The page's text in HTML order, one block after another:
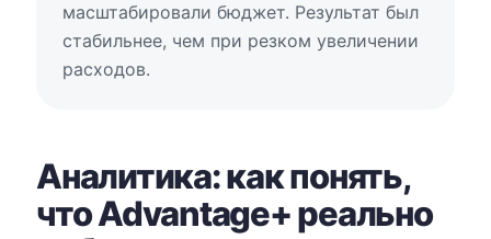
масштабировали бюджет. Результат был
стабильнее, чем при резком увеличении
расходов.
Аналитика: как понять,
что Advantage+ реально